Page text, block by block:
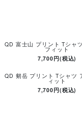
QD 富士山 プリント Tシャ
フィット
7,700円(税込)
QD 剱岳 プリント Tシャツ
ィット
7,700円(税込)